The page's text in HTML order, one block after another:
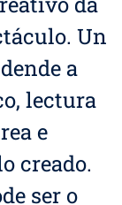
Un
a
lectura
e
creado.
ser o